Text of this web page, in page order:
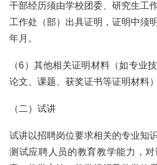
干部经历须由学校团委、研究生工
工作处（部）出具证明，证明中须
年月。
（6）其他相关证明材料（如专业
论文、课题、获奖证书等证明材料）
（二）试讲
试讲以招聘岗位要求相关的专业知
测试应聘人员的教育教学能力，